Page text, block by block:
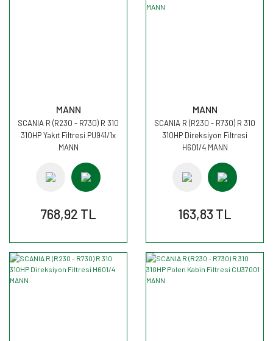
MANN
SCANIA R (R230 - R730) R 310
310HP Yakıt Filtresi PU941/1x
MANN
768,92 TL
MANN
SCANIA R (R230 - R730) R 310
310HP Direksiyon Filtresi
H601/4 MANN
163,83 TL